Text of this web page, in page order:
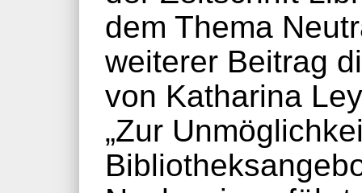
dem Thema
weiterer Beitrag
von Katharina
„Zur